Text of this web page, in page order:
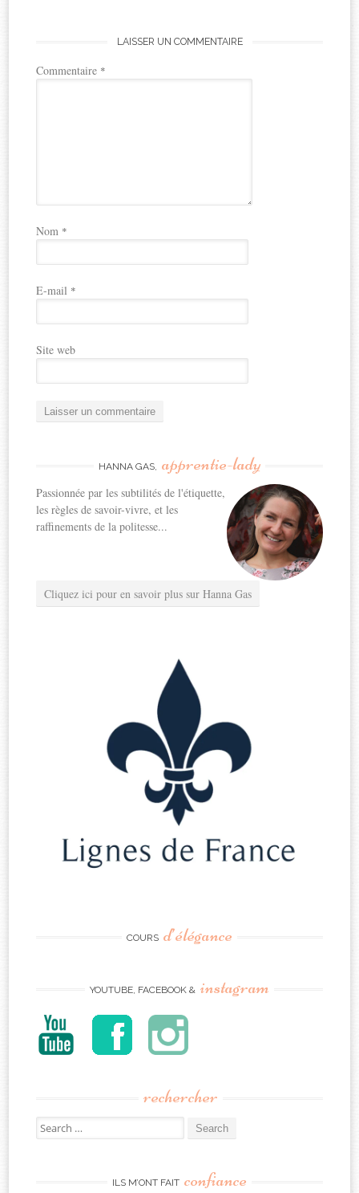
LAISSER UN COMMENTAIRE
Commentaire *
Nom *
E-mail *
Site web
HANNA GAS, apprentie-lady
Passionnée par les subtilités de l'étiquette,
les règles de savoir-vivre, et les
raffinements de la politesse...
Cliquez ici pour en savoir plus sur Hanna Gas
COURS d’élégance
YOUTUBE, FACEBOOK & instagram
rechercher
Search
for:
ILS M’ONT FAIT confiance